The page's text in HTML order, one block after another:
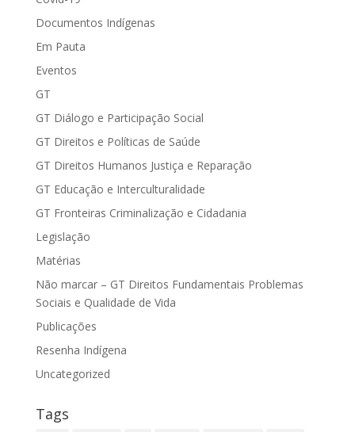
Documentos Indígenas
Em Pauta
Eventos
GT
GT Diálogo e Participação Social
GT Direitos e Políticas de Saúde
GT Direitos Humanos Justiça e Reparação
GT Educação e Interculturalidade
GT Fronteiras Criminalização e Cidadania
Legislação
Matérias
Não marcar – GT Direitos Fundamentais Problemas
Sociais e Qualidade de Vida
Publicações
Resenha Indígena
Uncategorized
Tags